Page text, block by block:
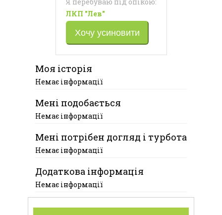
ЛКП "Лев"
Хочу усиновити
Моя історія
Немає інформації
Мені подобається
Немає інформації
Мені потрібен догляд і турбота
Немає інформації
Додаткова інформація
Немає інформації